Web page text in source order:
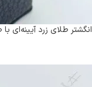
انگشتر طلای زرد آیینه‌ای